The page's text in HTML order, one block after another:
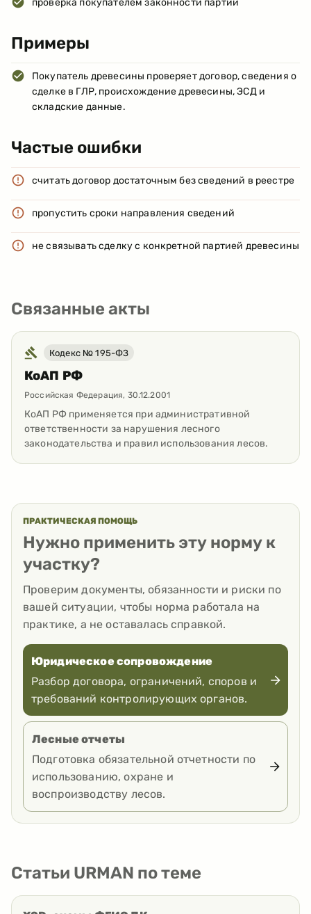
проверка покупателем законности партии
Примеры
Покупатель древесины проверяет договор, сведения о
сделке в ГЛР, происхождение древесины, ЭСД и
складские данные.
Частые ошибки
считать договор достаточным без сведений в реестре
пропустить сроки направления сведений
не связывать сделку с конкретной партией древесины
Связанные акты
Кодекс № 195-ФЗ
КоАП РФ
Российская Федерация, 30.12.2001
КоАП РФ применяется при административной
ответственности за нарушения лесного
законодательства и правил использования лесов.
ПРАКТИЧЕСКАЯ ПОМОЩЬ
Нужно применить эту норму к
участку?
Проверим документы, обязанности и риски по
вашей ситуации, чтобы норма работала на
практике, а не оставалась справкой.
Юридическое сопровождение
Разбор договора, ограничений, споров и
требований контролирующих органов.
Лесные отчеты
Подготовка обязательной отчетности по
использованию, охране и
воспроизводству лесов.
Статьи URMAN по теме